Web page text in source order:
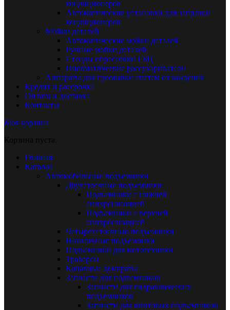
кондиционеров
Автоматические установки для заправки
кондиционеров
Мойки деталей
Автоматические мойки деталей
Ручные мойки деталей
Стенды опрессовки ГБЦ
Пневматические рассухариватели
Аппараты для промывки систем охлаждения
Кредит и рассрочка
Оплата и доставка
Контакты
Моя корзина
Корзина пуста.
Главная
Каталог
Автомобильные подъемники
Двухстоечные подъемники
Подъемники с нижней
синхронизацией
Подъемники с верхней
синхронизацией
Четырехстоечные подъемники
Ножничные подъемники
Подъемники для мототехники
Траверсы
Канавные домкраты
Запчасти для подъемников
Запчасти для гидравлических
подъемников
Запчасти для винтовых подъемников